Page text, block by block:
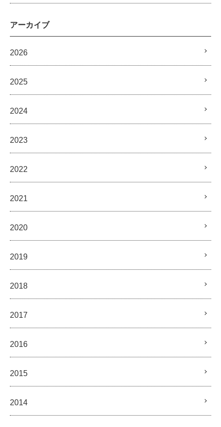
アーカイブ
2026
2025
2024
2023
2022
2021
2020
2019
2018
2017
2016
2015
2014